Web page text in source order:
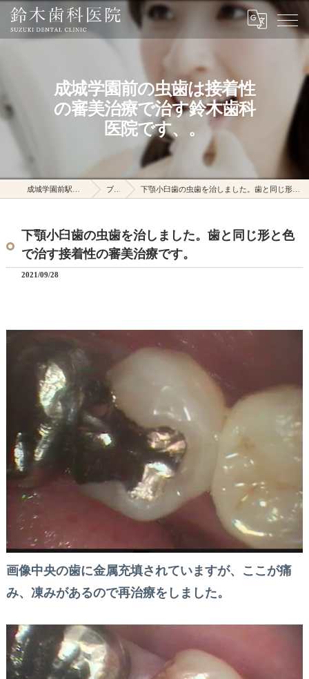
成城学園前の虫歯は接着性
の審美治療で治す鈴木歯科
医院です、。
ブログ 下顎小臼歯の虫歯を治しました。歯と同じ形と色で治す接着性の審美治療です。
下顎小臼歯の虫歯を治しました。歯と同じ形と色
で治す接着性の審美治療です。
2021/09/28
画像中央の歯に金属充填されていますが、ここが痛
み、凍みがあるので再治療をしました。